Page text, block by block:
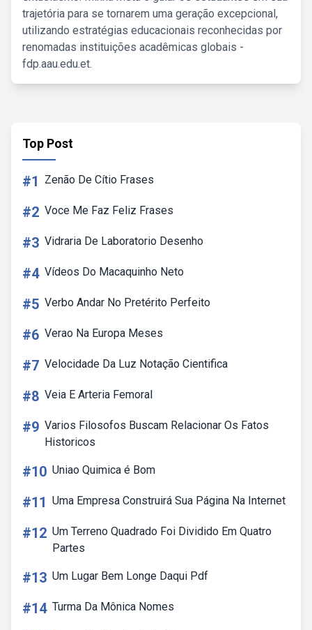
trajetória para se tornarem uma geração excepcional,
utilizando estratégias educacionais reconhecidas por
renomadas instituições acadêmicas globais -
fdp.aau.edu.et.
Top Post
#1 Zenão De Cítio Frases
#2 Voce Me Faz Feliz Frases
#3 Vidraria De Laboratorio Desenho
#4 Vídeos Do Macaquinho Neto
#5 Verbo Andar No Pretérito Perfeito
#6 Verao Na Europa Meses
#7 Velocidade Da Luz Notação Cientifica
#8 Veia E Arteria Femoral
#9 Varios Filosofos Buscam Relacionar Os Fatos
Historicos
#10 Uniao Quimica é Bom
#11 Uma Empresa Construirá Sua Página Na Internet
#12 Um Terreno Quadrado Foi Dividido Em Quatro
Partes
#13 Um Lugar Bem Longe Daqui Pdf
#14 Turma Da Mônica Nomes